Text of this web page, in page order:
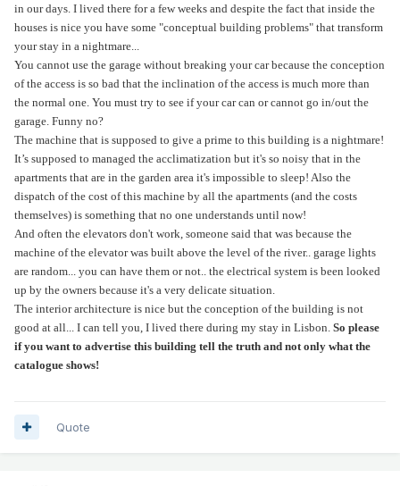
in our days. I lived there for a few weeks and despite the fact that inside the
houses is nice you have some "conceptual building problems" that transform
your stay in a nightmare...
You cannot use the garage without breaking your car because the conception
of the access is so bad that the inclination of the access is much more than
the normal one. You must try to see if your car can or cannot go in/out the
garage. Funny no?
The machine that is supposed to give a prime to this building is a nightmare!
It’s supposed to managed the acclimatization but it's so noisy that in the
apartments that are in the garden area it's impossible to sleep! Also the
dispatch of the cost of this machine by all the apartments (and the costs
themselves) is something that no one understands until now!
And often the elevators don't work, someone said that was because the
machine of the elevator was built above the level of the river.. garage lights
are random... you can have them or not.. the electrical system is been looked
up by the owners because it's a very delicate situation.
The interior architecture is nice but the conception of the building is not
good at all... I can tell you, I lived there during my stay in Lisbon. So please
if you want to advertise this building tell the truth and not only what the
catalogue shows!
Quote